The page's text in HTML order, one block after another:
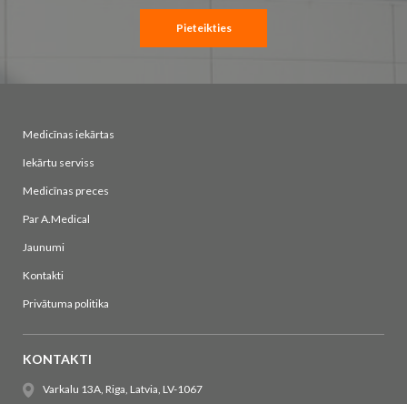
Pieteikties
Medicīnas iekārtas
Iekārtu serviss
Medicīnas preces
Par A.Medical
Jaunumi
Kontakti
Privātuma politika
KONTAKTI
Varkalu 13A, Riga, Latvia, LV-1067